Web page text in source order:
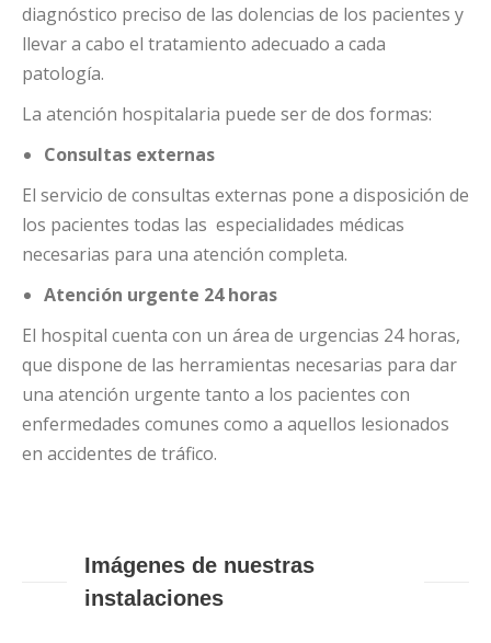
diagnóstico preciso de las dolencias de los pacientes y
llevar a cabo el tratamiento adecuado a cada
patología.
La atención hospitalaria puede ser de dos formas:
Consultas externas
El servicio de consultas externas pone a disposición de
los pacientes todas las especialidades médicas
necesarias para una atención completa.
Atención urgente 24 horas
El hospital cuenta con un área de urgencias 24 horas,
que dispone de las herramientas necesarias para dar
una atención urgente tanto a los pacientes con
enfermedades comunes como a aquellos lesionados
en accidentes de tráfico.
Imágenes de nuestras
instalaciones